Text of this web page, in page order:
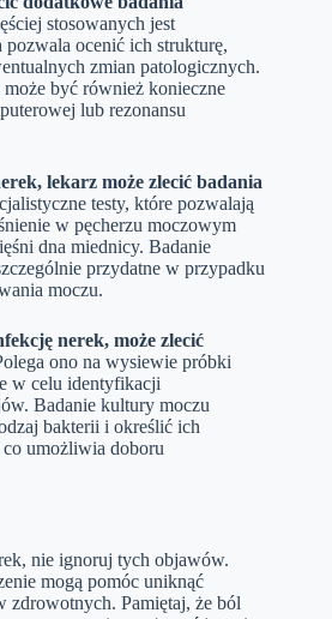
stosowanych jest
ocenić ich strukturę,
zmian patologicznych.
być również konieczne
lub rezonansu
lekarz może zlecić badania
testy, które pozwalają
w pęcherzu moczowym
dna miednicy. Badanie
przydatne w przypadku
moczu.
nerek, może zlecić
ono na wysiewie próbki
w celu identyfikacji
Badanie kultury moczu
bakterii i określić ich
umożliwia doboru
nie ignoruj tych objawów.
mogą pomóc uniknąć
zdrowotnych. Pamiętaj, że ból